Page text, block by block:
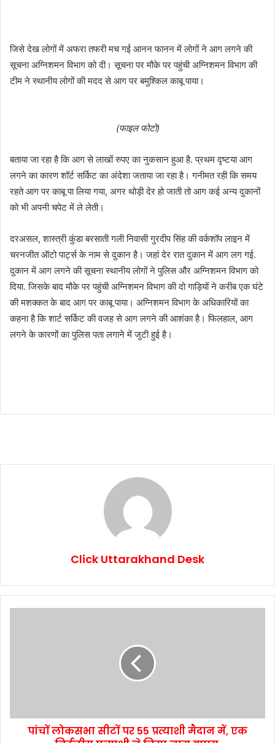
जिसे देख लोगों में अफरा तफरी मच गई आनन फानन में लोगों ने आग लगने की
सूचना अग्निशमन विभाग को दी। सूचना पर मौके पर पहुंची अग्निशमन विभाग की
टीम ने स्थानीय लोगों की मदद से आग पर बमुश्किल काबू पाया।
(फाइल फोटो)
बताया जा रहा है कि आग से लाखों रुपए का नुकसान हुआ है. प्रथम दृष्टया आग
लगने का कारण शॉर्ट सर्किट का अंदेशा जताया जा रहा है। गनीमत रही कि समय
रहते आग पर काबू पा लिया गया, अगर थोड़ी देर हो जाती तो आग कई अन्य दुकानों
को भी अपनी चपेट में ले लेती।
दरअसल, शास्त्री कुंडा बरसाती गली निवासी गुरदीप सिंह की वर्कशॉप लाइन में
चरनजीत ऑटो पार्ट्स के नाम से दुकान है। जहां देर रात दुकान में आग लग गई.
दुकान में आग लगने की सूचना स्थानीय लोगों ने पुलिस और अग्निशमन विभाग को
दिया. जिसके बाद मौके पर पहुंची अग्निशमन विभाग की दो गाड़ियों ने करीब एक घंटे
की मशक्कत के बाद आग पर काबू पाया। अग्निशमन विभाग के अधिकारियों का
कहना है कि शार्ट सर्किट की वजह से आग लगने की आशंका है। फिलहाल, आग
लगने के कारणों का पुलिस पता लगाने में जुटी हुई है।
Click Uttarakhand Desk
पांचों लोकसभा सीटों पर 55 प्रत्याशी मैदान में, एक